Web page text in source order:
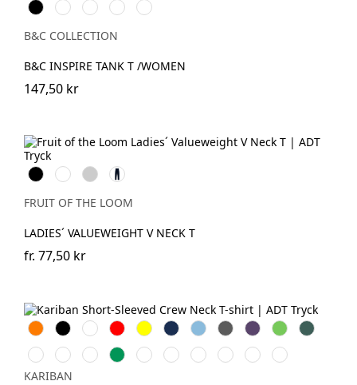
BlackWhiteCobalt
Blue
Sport
Grey
Fire
Red
B&C COLLECTION
B&C INSPIRE TANK T /WOMEN
147,50 kr
BlackWhiteHeather
Grey
Deep
Navy
FRUIT OF THE LOOM
LADIES´ VALUEWEIGHT V NECK T
fr. 77,50 kr
Orange
Svart Vit Röd Gul Navy Sky
Blue
Dark
Grey
PurpleLime
Forest
Green
Ash
grey
ChocolateFuchsia
Kelly
Green
Dark
Khaki
Oxford
Grey
Light
Royal
Wine Light
Sand
Tropical
Blue
KARIBAN